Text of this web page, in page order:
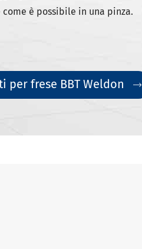
è possibile in una pinza.
per frese BBT Weldon 